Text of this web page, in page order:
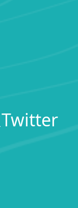
Twitter